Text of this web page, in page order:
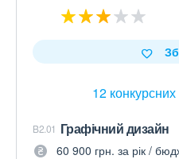
12
B2.01 Графічний дизайн
60 900 грн. за рік /